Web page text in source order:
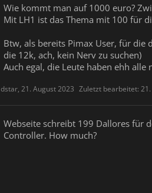
Wie kommt man auf 1000 euro?
Mit LH1 ist das Thema mit 100 für
Btw, als bereits Pimax User, für die
die 12k, ach, kein Nerv zu suchen)
Auch egal, die Leute haben ehh alle
dstar, 21. August 2023 Zuletzt bearbeitet:
Webseite schreibt 199 Dallores für
Controller. How much?